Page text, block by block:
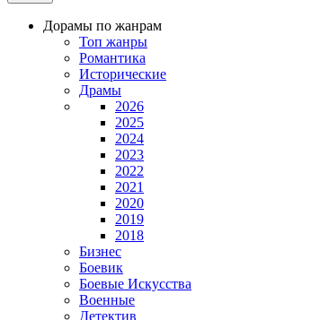
Дорамы по жанрам
Топ жанры
Романтика
Исторические
Драмы
2026
2025
2024
2023
2022
2021
2020
2019
2018
Бизнес
Боевик
Боевые Искусства
Военные
Детектив